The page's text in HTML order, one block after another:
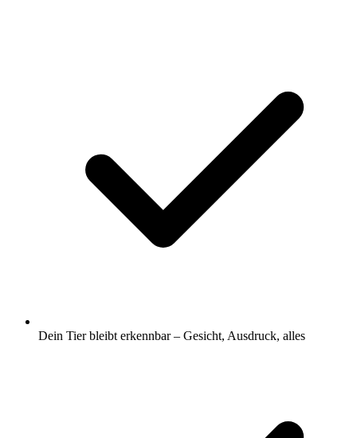
Dein Tier bleibt erkennbar – Gesicht, Ausdruck, alles